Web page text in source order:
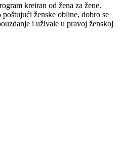
kreiran od žena za žene.
ženske obline, dobro se
i uživale u pravoj ženskoj